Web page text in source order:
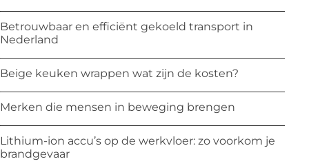
Betrouwbaar en efficiënt gekoeld transport in
Nederland
Beige keuken wrappen wat zijn de kosten?
Merken die mensen in beweging brengen
Lithium-ion accu’s op de werkvloer: zo voorkom je
brandgevaar